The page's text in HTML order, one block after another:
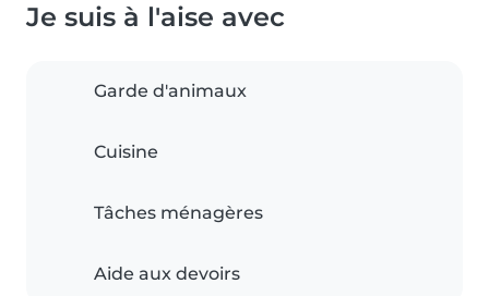
Je suis à l'aise avec
Garde d'animaux
Cuisine
Tâches ménagères
Aide aux devoirs